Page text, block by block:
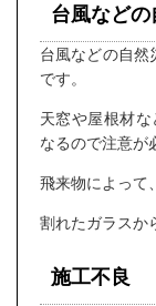
台風など
台風などの自然
です。
天窓や屋根材
なるので注意が
飛来物によって
割れたガラスか
施工不良